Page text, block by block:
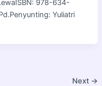
978-634-
Yuliatri
Next →